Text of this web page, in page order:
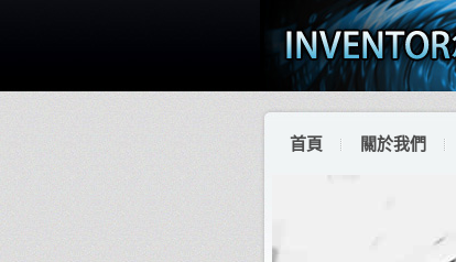
首頁 關於我們